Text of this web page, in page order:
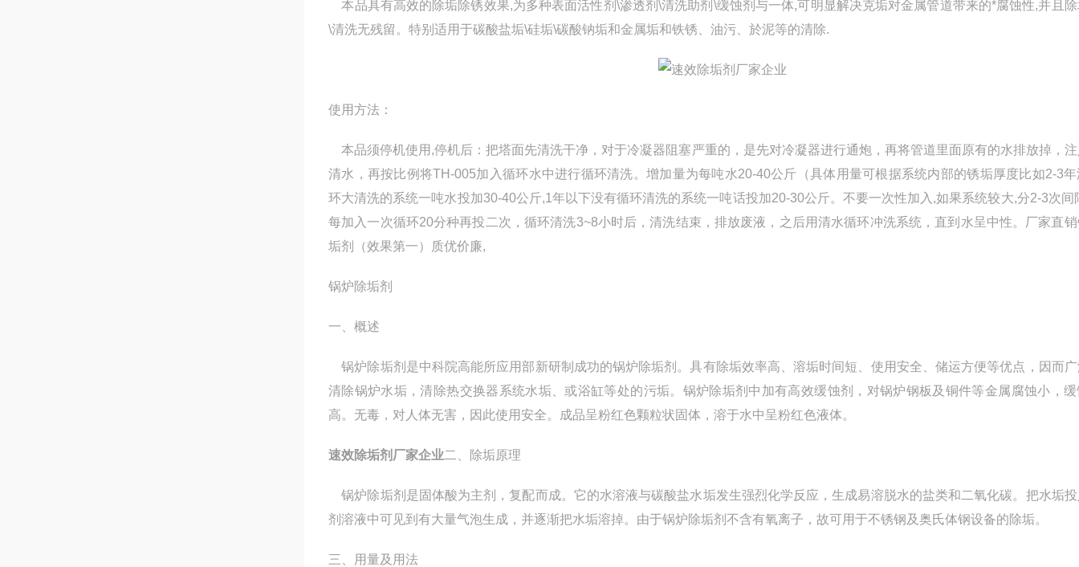
本品具有高效的除垢除锈效果,为多种表面活性剂\渗透剂\清洗助剂\缓蚀剂与一体,可明显解决克垢对金属管道带来的*腐蚀性,并且
\清洗无残留。特别适用于碳酸盐垢\硅垢\碳酸钠垢和金属垢和铁锈、油污、於泥等的清除.
使用方法：
本品须停机使用,停机后：把塔面先清洗干净，对于冷凝器阻塞严重的，是先对冷凝器进行通炮，再将管道里面原有的水排放掉，
清水，再按比例将TH-005加入循环水中进行循环清洗。增加量为每吨水20-40公斤（具体用量可根据系统内部的锈垢厚度比如2-3
环大清洗的系统一吨水投加30-40公斤,1年以下没有循环清洗的系统一吨话投加20-30公斤。不要一次性加入,如果系统较大,分2-3次间
每加入一次循环20分种再投二次，循环清洗3~8小时后，清洗结束，排放废液，之后用清水循环冲洗系统，直到水呈中性。厂家直
垢剂（效果第一）质优价廉,
锅炉除垢剂
一、概述
锅炉除垢剂是中科院高能所应用部新研制成功的锅炉除垢剂。具有除垢效率高、溶垢时间短、使用安全、储运方便等优点，因而
清除锅炉水垢，清除热交换器系统水垢、或浴缸等处的污垢。锅炉除垢剂中加有高效缓蚀剂，对锅炉钢板及铜件等金属腐蚀小，
高。无毒，对人体无害，因此使用安全。成品呈粉红色颗粒状固体，溶于水中呈粉红色液体。
速效除垢剂厂家企业二、除垢原理
锅炉除垢剂是固体酸为主剂，复配而成。它的水溶液与碳酸盐水垢发生强烈化学反应，生成易溶脱水的盐类和二氧化碳。把水垢
剂溶液中可见到有大量气泡生成，并逐渐把水垢溶掉。由于锅炉除垢剂不含有氧离子，故可用于不锈钢及奥氏体钢设备的除垢。
三、用量及用法